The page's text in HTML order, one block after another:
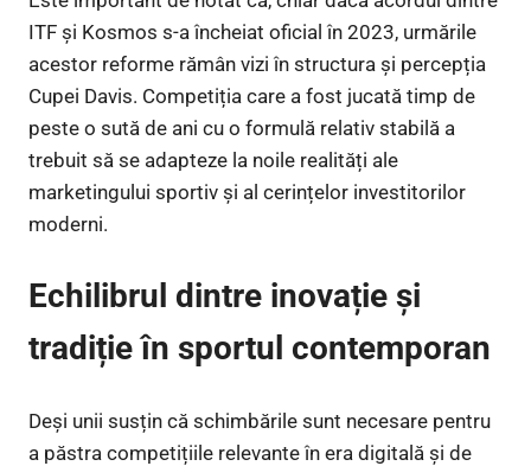
ITF și Kosmos s-a încheiat oficial în 2023, urmările
acestor reforme rămân vizi în structura și percepția
Cupei Davis. Competiția care a fost jucată timp de
peste o sută de ani cu o formulă relativ stabilă a
trebuit să se adapteze la noile realități ale
marketingului sportiv și al cerințelor investitorilor
moderni.
Echilibrul dintre inovație și
tradiție în sportul contemporan
Deși unii susțin că schimbările sunt necesare pentru
a păstra competițiile relevante în era digitală și de